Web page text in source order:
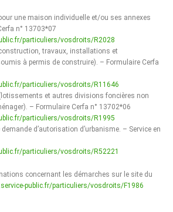
une maison individuelle et/ou ses annexes
n° 13703*07
particuliers/vosdroits/R2028
travaux, installations et
à permis de construire). – Formulaire Cerfa
particuliers/vosdroits/R11646
et autres divisions foncières non
– Formulaire Cerfa n° 13702*06
particuliers/vosdroits/R1995
d’autorisation d’urbanisme. – Service en
particuliers/vosdroits/R52221
concernant les démarches sur le site du
public.fr/particuliers/vosdroits/F1986